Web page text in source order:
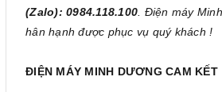
(Zalo): 0984.118.100. Điện máy
hân hạnh được phục vụ quý khách !
ĐIỆN MÁY MINH DƯƠNG CAM KẾT